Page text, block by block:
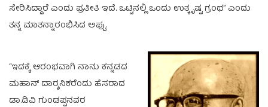
ಸೇರಿಸಿದ್ದಾರೆ ಎಂದು ಪ್ರತೀತಿ ಇದೆ. ಒಟ್ಟಿನಲ್ಲಿ ಒಂದು ಉತ್ಕೃಷ್ಟ ಗ್ರಂಥ” ಎಂದು
ತನ್ನ ಮಾತನ್ನಾರಂಭಿಸಿದ ಅಪ್ಪು.
“ಇದಕ್ಕೆ ಆರಂಭವಾಗಿ ನಾನು ಕನ್ನಡದ
ಮಹಾನ್‌ ದಾರ‍್ಶನಿಕರೆಂದು ಹೆಸರಾದ
ಡಾ.ಡಿವಿ ಗುಂಡಪ್ಪನವರ